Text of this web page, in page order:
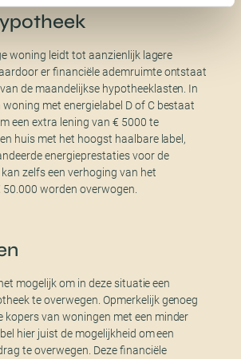
woning leidt tot aanzienlijk lagere
er financiële ademruimte ontstaat
de maandelijkse hypotheeklasten. In
woning met energielabel D of C bestaat
een extra lening van € 5000 te
huis met het hoogst haalbare label,
energieprestaties voor de
zelfs een verhoging van het
worden overwogen.
mogelijk om in deze situatie een
te overwegen. Opmerkelijk genoeg
kopers van woningen met een minder
hier juist de mogelijkheid om een
te overwegen. Deze financiële